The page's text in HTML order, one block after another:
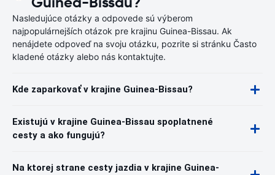
Nasledujúce otázky a odpovede sú výberom
najpopulárnejších otázok pre krajinu Guinea-Bissau. Ak
nenájdete odpoveď na svoju otázku, pozrite si stránku Často
kladené otázky alebo nás kontaktujte.
Kde zaparkovať v krajine Guinea-Bissau?
Existujú v krajine Guinea-Bissau spoplatnené
cesty a ako fungujú?
Na ktorej strane cesty jazdia v krajine Guinea-